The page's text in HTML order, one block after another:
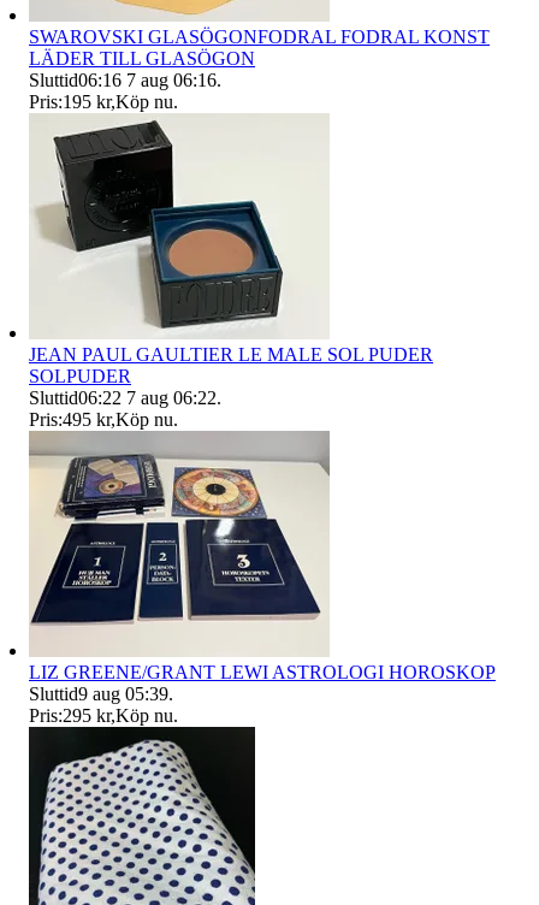
SWAROVSKI GLASÖGONFODRAL FODRAL KONST
LÄDER TILL GLASÖGON
Sluttid06:16 7 aug 06:16.
Pris:195 kr,Köp nu.
JEAN PAUL GAULTIER LE MALE SOL PUDER
SOLPUDER
Sluttid06:22 7 aug 06:22.
Pris:495 kr,Köp nu.
LIZ GREENE/GRANT LEWI ASTROLOGI HOROSKOP
Sluttid9 aug 05:39.
Pris:295 kr,Köp nu.